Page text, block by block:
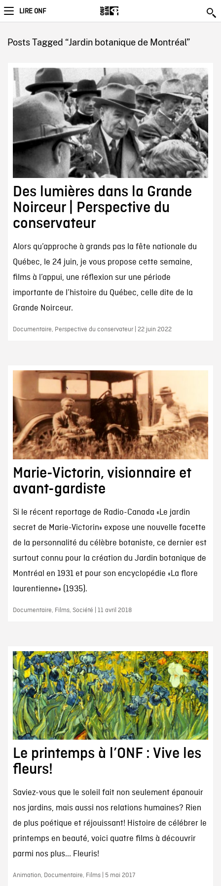
LIRE ONF
Posts Tagged “Jardin botanique de Montréal”
Des lumières dans la Grande
Noirceur | Perspective du
conservateur
Alors qu’approche à grands pas la fête nationale du
Québec, le 24 juin, je vous propose cette semaine,
films à l’appui, une réflexion sur une période
importante de l’histoire du Québec, celle dite de la
Grande Noirceur.
Documentaire, Perspective du conservateur | 22 juin 2022
Marie-Victorin, visionnaire et
avant-gardiste
Si le récent reportage de Radio-Canada «Le jardin
secret de Marie-Victorin» expose une nouvelle facette
de la personnalité du célèbre botaniste, ce dernier est
surtout connu pour la création du Jardin botanique de
Montréal en 1931 et pour son encyclopédie «La flore
laurentienne» (1935).
Documentaire, Films, Société | 11 avril 2018
Le printemps à l’ONF : Vive les
fleurs!
Saviez-vous que le soleil fait non seulement épanouir
nos jardins, mais aussi nos relations humaines? Rien
de plus poétique et réjouissant! Histoire de célébrer le
printemps en beauté, voici quatre films à découvrir
parmi nos plus... Fleuris!
Animation, Documentaire, Films | 5 mai 2017